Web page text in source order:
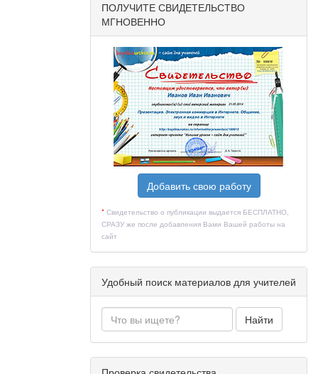
ПОЛУЧИТЕ СВИДЕТЕЛЬСТВО
МГНОВЕННО
Добавить свою работу
* Свидетельство о публикации выдается БЕСПЛАТНО,
СРАЗУ же после добавления Вами Вашей работы на
сайт
Удобный поиск материалов для учителей
Найти